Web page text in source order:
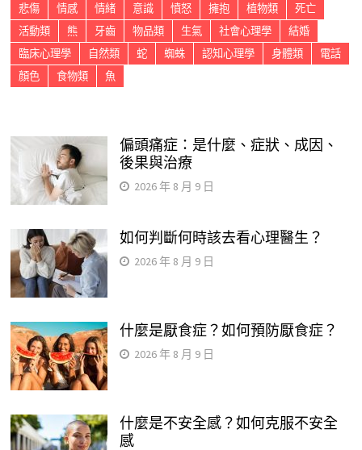
悲傷
情感 情緒 意識 憤怒 擁抱 植物類
死亡
活動類
熊 牙齒 物品類 生氣 社會心理學
結婚
臨床心理學
自然類 蛇 蜘蛛 認知心理學 身體類
電話
顏色
食物類 魚
偏頭痛症：是什麼、症狀、成因、
後果與治療
2026 年 8 月 9 日
如何判斷何時該去看心理醫生？
2026 年 8 月 9 日
什麼是厭食症？如何預防厭食症？
2026 年 8 月 9 日
什麼是不安全感？如何克服不安全
感